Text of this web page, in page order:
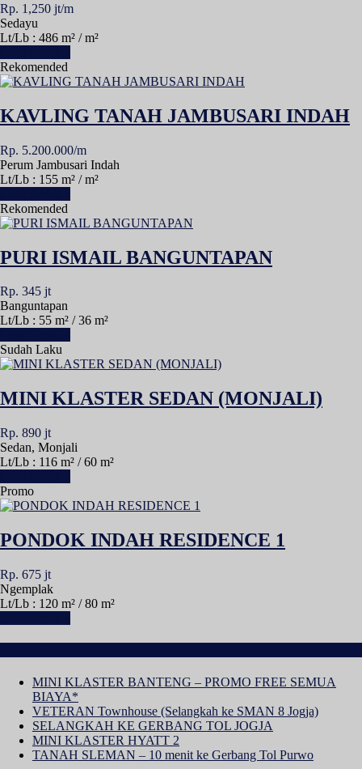
Rp. 1,250 jt/m
Sedayu
Lt/Lb : 486 m² / m²
Rekomended
KAVLING TANAH JAMBUSARI INDAH
Rp. 5.200.000/m
Perum Jambusari Indah
Lt/Lb : 155 m² / m²
Rekomended
PURI ISMAIL BANGUNTAPAN
Rp. 345 jt
Banguntapan
Lt/Lb : 55 m² / 36 m²
Sudah Laku
MINI KLASTER SEDAN (MONJALI)
Rp. 890 jt
Sedan, Monjali
Lt/Lb : 116 m² / 60 m²
Promo
PONDOK INDAH RESIDENCE 1
Rp. 675 jt
Ngemplak
Lt/Lb : 120 m² / 80 m²
MINI KLASTER BANTENG – PROMO FREE SEMUA
BIAYA*
VETERAN Townhouse (Selangkah ke SMAN 8 Jogja)
SELANGKAH KE GERBANG TOL JOGJA
MINI KLASTER HYATT 2
TANAH SLEMAN – 10 menit ke Gerbang Tol Purwo